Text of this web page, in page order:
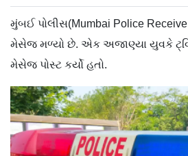
મુંબઈ પોલીસ(Mumbai Police Receive
મેસેજ મળ્યો છે. એક અજાણ્યા યુવકે
મેસેજ પોસ્ટ કર્યો હતો.